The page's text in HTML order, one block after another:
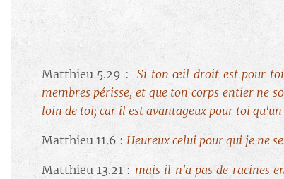
Matthieu 5.29 :Si ton œil droit est pour toi
membres périsse, et que ton corps entier ne
loin de toi; car il est avantageux pour toi
Matthieu 11.6 : Heureux celui pour qui je ne
Matthieu 13.21 : mais il n'a pas de racines